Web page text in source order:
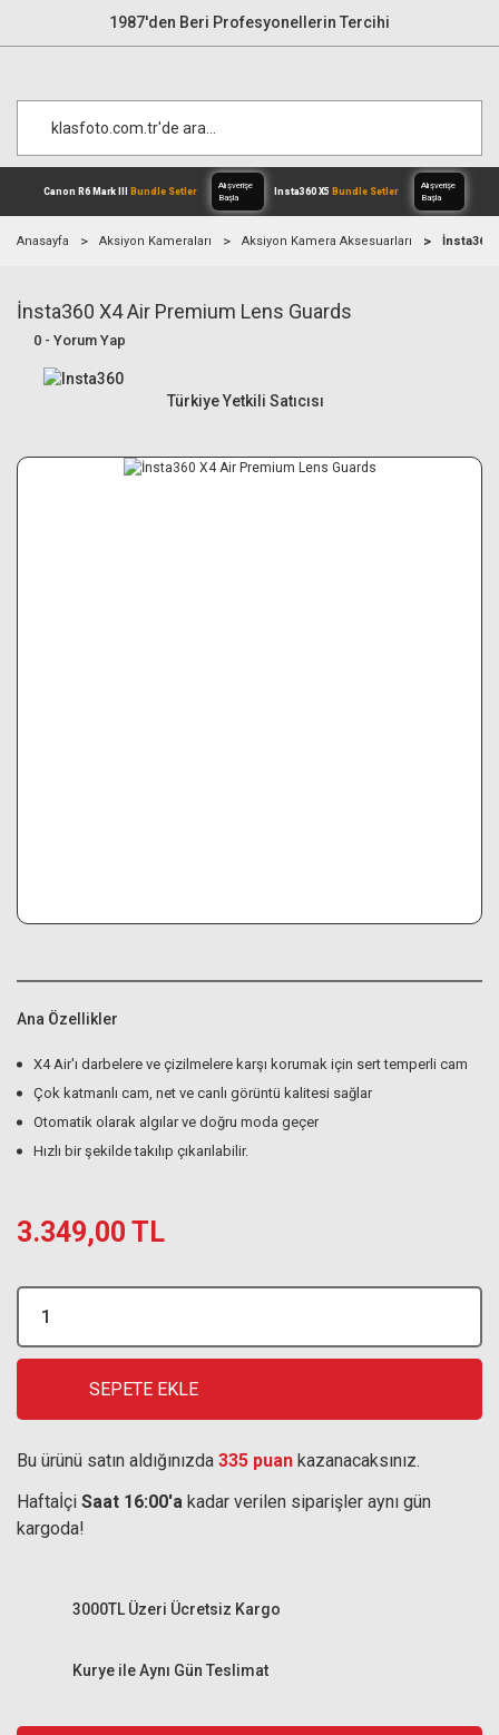
1987'den Beri Profesyonellerin Tercihi
Canon R6 Mark IIIBundle Setler
Anasayfa Aksiyon Kameraları Aksiyon Kamera Aksesuarları İnsta360
İnsta360 X4 Air Premium Lens Guards
0 - Yorum Yap
Türkiye Yetkili Satıcısı
Ana Özellikler
X4 Air'ı darbelere ve çizilmelere karşı korumak için sert temperli cam
Çok katmanlı cam, net ve canlı görüntü kalitesi sağlar
Otomatik olarak algılar ve doğru moda geçer
Hızlı bir şekilde takılıp çıkarılabilir.
3.349,00 TL
SEPETE EKLE
Bu ürünü satın aldığınızda 335 puan kazanacaksınız.
Haftaİçi Saat 16:00'a kadar verilen siparişler aynı gün
kargoda!
Kurye ile Aynı Gün Teslimat
3000TL Üzeri Ücretsiz Kargo